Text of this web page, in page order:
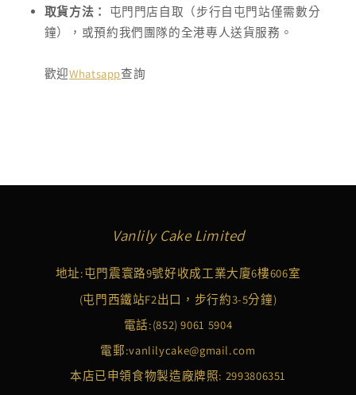
取貨方法：
屯門門店自取（步行自屯門站僅需數分
鐘），或預約我們團隊的全港專人送貨服務。
歡迎Whatsapp查詢
Vanlily Cake Limited
地址:屯門震寰路9號好收成工業大廈6樓606室
(屯門西鐵站F2出口，步行約3-5分鐘)
電話:(852) 9061 5904
電郵:vanlilycake@gmail.com
本店已申領食物製造廠牌照: 2993806351